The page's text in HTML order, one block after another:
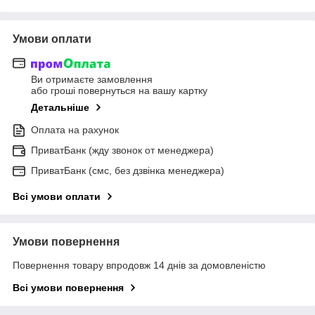
Умови оплати
Ви отримаєте замовлення
або гроші повернуться на вашу картку
Детальніше
Оплата на рахунок
ПриватБанк (жду звонок от менеджера)
ПриватБанк (смс, без дзвінка менеджера)
Всі умови оплати
Умови повернення
Повернення товару впродовж 14 днів за домовленістю
Всі умови повернення